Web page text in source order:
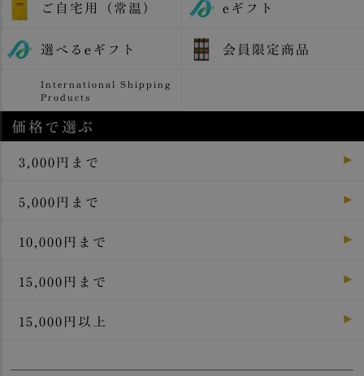
ご自宅用（常温） eギフト
選べるeギフト 会員限定商品
International Shipping
Products
価格で選ぶ
3,000円まで
5,000円まで
10,000円まで
15,000円まで
15,000円以上